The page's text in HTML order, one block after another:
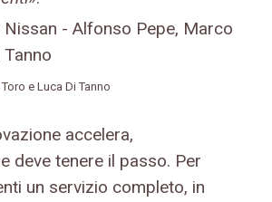
e Luca Di Tanno
accelera,
deve tenere il passo. Per
un servizio completo, in